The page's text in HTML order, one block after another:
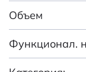
Объем
Функционал.